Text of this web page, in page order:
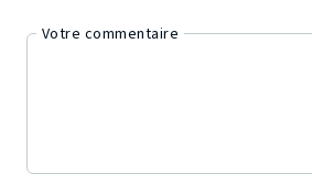
Votre commentaire